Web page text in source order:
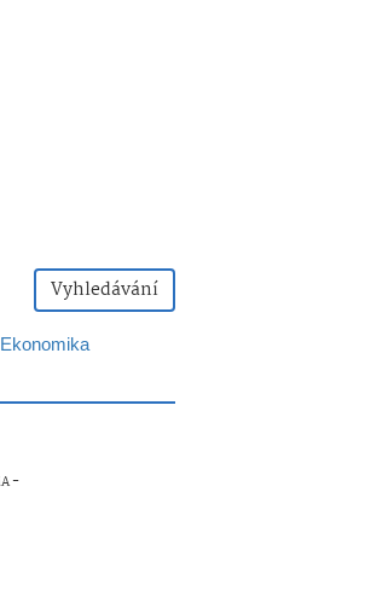
Vyhledávání
Ekonomika